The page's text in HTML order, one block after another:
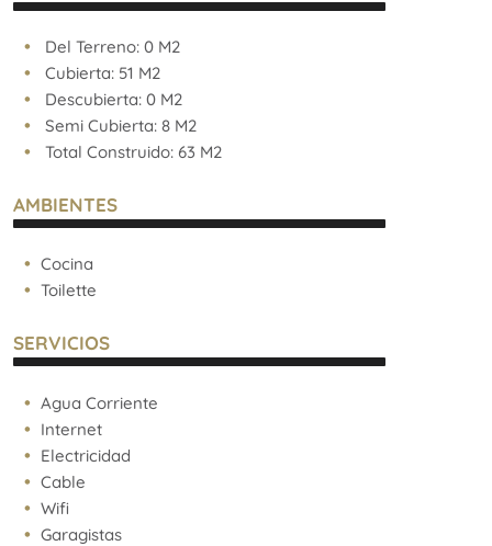
Del Terreno: 0 M2
Cubierta: 51 M2
Descubierta: 0 M2
Semi Cubierta: 8 M2
Total Construido: 63 M2
AMBIENTES
Cocina
Toilette
SERVICIOS
Agua Corriente
Internet
Electricidad
Cable
Wifi
Garagistas